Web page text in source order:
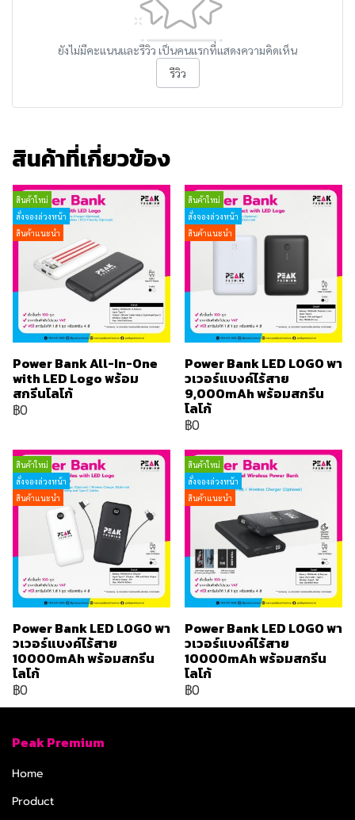
ยังไม่มีคะแนนและรีวิว เป็นคนแรกที่แสดงความคิดเห็น
รีวิว
สินค้าที่เกี่ยวข้อง
สินค้าใหม่
สั่งจองล่วงหน้า
สินค้าแนะนำ
Power Bank All-In-One
with LED Logo พร้อม
สกรีนโลโก้
฿0
สินค้าใหม่
สั่งจองล่วงหน้า
สินค้าแนะนำ
Power Bank LED LOGO พา
วเวอร์แบงค์ไร้สาย
9,000mAh พร้อมสกรีน
โลโก้
฿0
สินค้าใหม่
สั่งจองล่วงหน้า
สินค้าแนะนำ
Power Bank LED LOGO พา
วเวอร์แบงค์ไร้สาย
10000mAh พร้อมสกรีน
โลโก้
฿0
สินค้าใหม่
สั่งจองล่วงหน้า
สินค้าแนะนำ
Power Bank LED LOGO พา
วเวอร์แบงค์ไร้สาย
10000mAh พร้อมสกรีน
โลโก้
฿0
Peak Premium
Home
Product